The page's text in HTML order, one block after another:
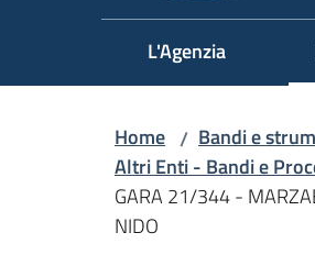
L'Agenzia
Home / Bandi e
Altri Enti - Bandi e
GARA 21/344 -
NIDO